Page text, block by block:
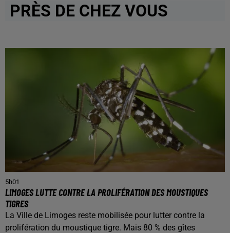
PRÈS DE CHEZ VOUS
5h01
LIMOGES LUTTE CONTRE LA PROLIFÉRATION DES MOUSTIQUES
TIGRES
La Ville de Limoges reste mobilisée pour lutter contre la
prolifération du moustique tigre. Mais 80 % des gîtes